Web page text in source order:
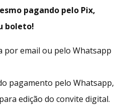
pagando pelo Pix,
boleto!
por email ou pelo Whatsapp
pagamento pelo Whatsapp,
edição do convite digital.